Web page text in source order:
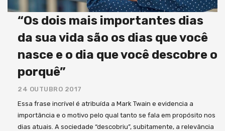
“Os dois mais importantes dias
da sua vida são os dias que você
nasce e o dia que você descobre o
porquê”
24 OUTUBRO 2017
Essa frase incrível é atribuída a Mark Twain e evidencia a
importância e o motivo pelo qual tanto se fala em propósito nos
dias atuais. A sociedade “descobriu”, subitamente, a relevância